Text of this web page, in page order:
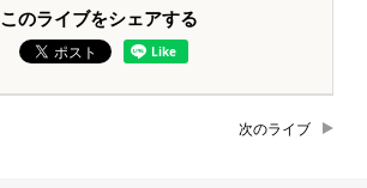
このライブをシェアする
次のライブ